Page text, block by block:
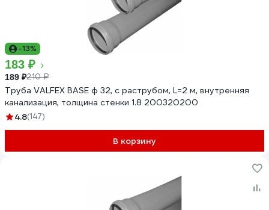
-13%
183 ₽
189 ₽210 ₽
Труба VALFEX BASE ф 32, с раструбом, L=2 м, внутренняя
канализация, толщина стенки 1.8 200320200
4.8(147)
В корзину